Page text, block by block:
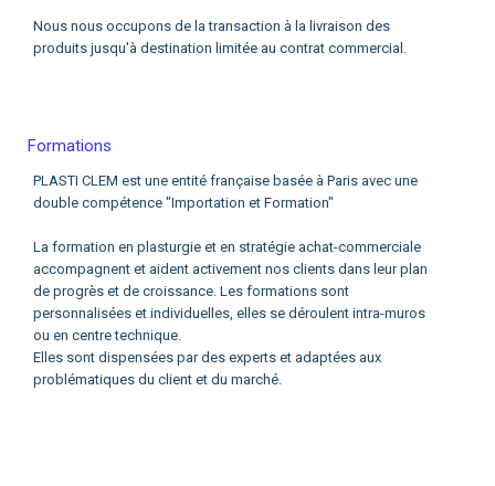
Nous nous occupons de la transaction à la livraison des
produits jusqu'à destination limitée au contrat commercial.
Formations
PLASTI CLEM est une entité française basée à Paris avec une
double compétence "Importation et Formation"
La formation en plasturgie et en stratégie achat-commerciale
accompagnent et aident activement nos clients dans leur plan
de progrès et de croissance. Les formations sont
personnalisées et individuelles, elles se déroulent intra-muros
ou en centre technique.
Elles sont dispensées par des experts et adaptées aux
problématiques du client et du marché.